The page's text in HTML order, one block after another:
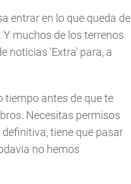
entrar en lo que queda de
Y muchos de los terrenos
noticias 'Extra' para, a
tiempo antes de que te
Necesitas permisos
tiene que pasar
no hemos